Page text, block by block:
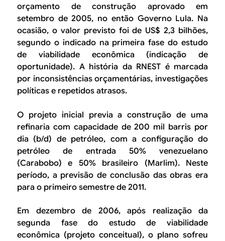
orçamento de construção aprovado em
setembro de 2005, no então Governo Lula. Na
ocasião, o valor previsto foi de US$ 2,3 bilhões,
segundo o indicado na primeira fase do estudo
de viabilidade econômica (indicação de
oportunidade). A história da RNEST é marcada
por inconsistências orçamentárias, investigações
políticas e repetidos atrasos.
O projeto inicial previa a construção de uma
refinaria com capacidade de 200 mil barris por
dia (b/d) de petróleo, com a configuração do
petróleo de entrada 50% venezuelano
(Carabobo) e 50% brasileiro (Marlim). Neste
período, a previsão de conclusão das obras era
para o primeiro semestre de 2011.
Em dezembro de 2006, após realização da
segunda fase do estudo de viabilidade
econômica (projeto conceitual), o plano sofreu